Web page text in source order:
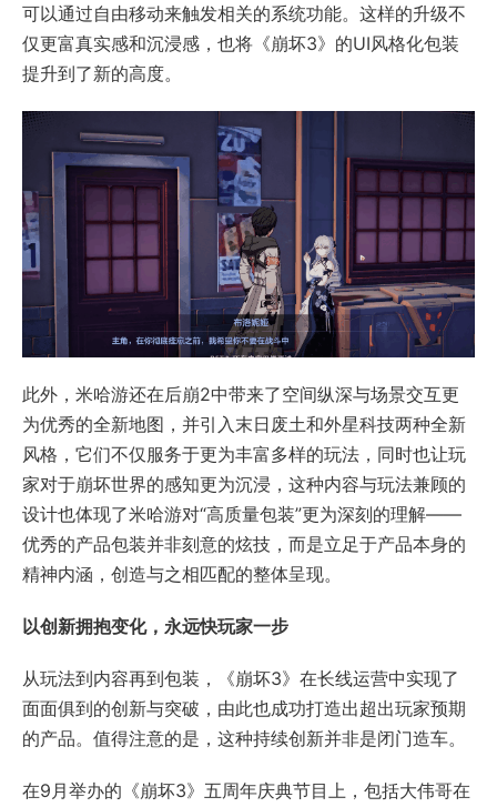
可以通过自由移动来触发相关的系统功能。这样的升级不
仅更富真实感和沉浸感，也将《崩坏3》的UI风格化包装
提升到了新的高度。
此外，米哈游还在后崩2中带来了空间纵深与场景交互更
为优秀的全新地图，并引入末日废土和外星科技两种全新
风格，它们不仅服务于更为丰富多样的玩法，同时也让玩
家对于崩坏世界的感知更为沉浸，这种内容与玩法兼顾的
设计也体现了米哈游对“高质量包装”更为深刻的理解——
优秀的产品包装并非刻意的炫技，而是立足于产品本身的
精神内涵，创造与之相匹配的整体呈现。
以创新拥抱变化，永远快玩家一步
从玩法到内容再到包装，《崩坏3》在长线运营中实现了
面面俱到的创新与突破，由此也成功打造出超出玩家预期
的产品。值得注意的是，这种持续创新并非是闭门造车。
在9月举办的《崩坏3》五周年庆典节目上，包括大伟哥在